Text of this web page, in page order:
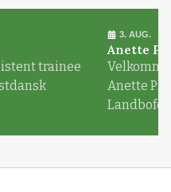
trainee
3. AUG.
Anette
Anette